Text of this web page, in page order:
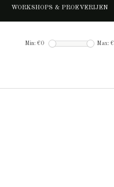
WORKSHOPS & PROEVERIJEN
Min: €0 Max: €